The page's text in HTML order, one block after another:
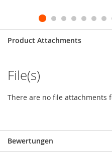
Product Attachments
File(s)
There are no file attachments
Bewertungen